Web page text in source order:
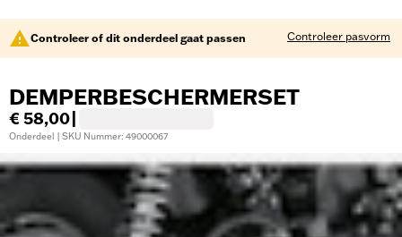
Controleer of dit onderdeel gaat passen Controleer pasvorm
DEMPERBESCHERMERSET
€ 58,00
Onderdeel | SKU Nummer: 49000067